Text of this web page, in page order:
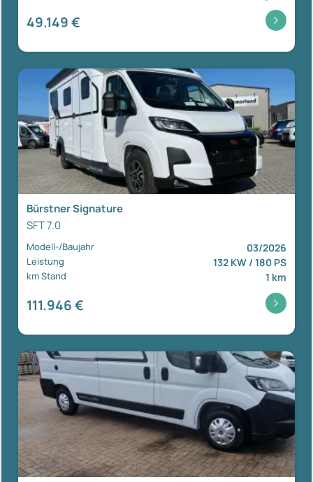
49.149 €
Bürstner Signature
SFT 7.0
Modell-/Baujahr 03/2026
Leistung 132 KW / 180 PS
km Stand 1 km
111.946 €